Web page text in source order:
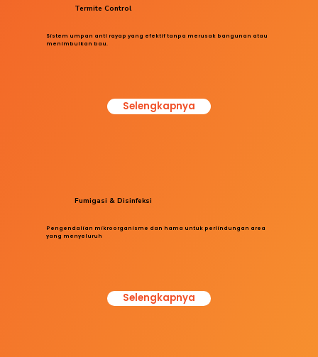
Sistem umpan anti rayap yang efektif tanpa merusak bangunan atau
menimbulkan bau.
Termite Control
Selengkapnya
Pengendalian mikroorganisme dan hama untuk perlindungan area
yang menyeluruh
Fumigasi & Disinfeksi
Selengkapnya